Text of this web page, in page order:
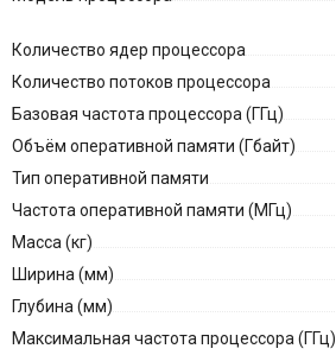
Количество ядер процессора
Количество потоков процессора
Базовая частота процессора (ГГц)
Объём оперативной памяти (Гбайт)
Тип оперативной памяти
Частота оперативной памяти (МГц)
Масса (кг)
Ширина (мм)
Глубина (мм)
Максимальная частота процессора (ГГц)